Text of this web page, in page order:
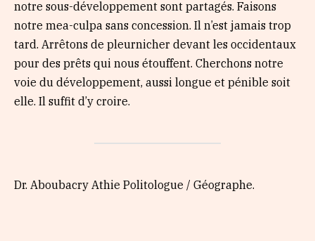
notre sous-développement sont partagés. Faisons
notre mea-culpa sans concession. Il n’est jamais trop
tard. Arrêtons de pleurnicher devant les occidentaux
pour des prêts qui nous étouffent. Cherchons notre
voie du développement, aussi longue et pénible soit
elle. Il suffit d’y croire.
Dr. Aboubacry Athie Politologue / Géographe.